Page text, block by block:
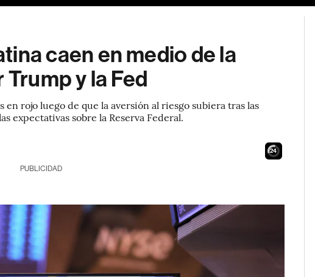
caen en medio de la
y la Fed
rojo luego de que la aversión al riesgo subiera tras las
expectativas sobre la Reserva Federal.
23
PUBLICIDAD